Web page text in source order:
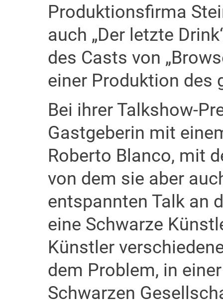
Produktionsfirma
auch „Der letzte
des Casts von
einer Produktion des
Bei ihrer Talkshow-
Gastgeberin mit
Roberto Blanco, mit
von dem sie aber
entspannten Talk an
eine Schwarze
Künstler
dem Problem, in
Schwarzen